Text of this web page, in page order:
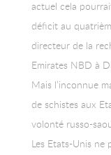
actuel cela
déficit au
directeur de la
Emirates NBD à
Mais l’inconnue
de schistes aux
volonté russo-
Les Etats-Unis